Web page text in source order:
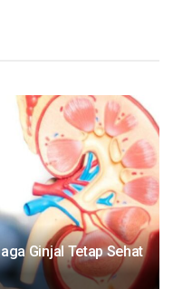
Ginjal Tetap Sehat